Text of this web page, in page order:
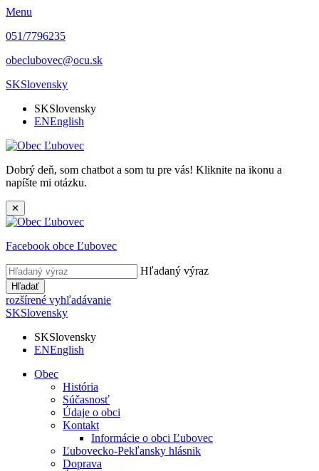
Menu
051/7796235
obeclubovec@ocu.sk
SKSlovensky
SKSlovensky
ENEnglish
Dobrý deň, som chatbot a som tu pre vás! Kliknite na ikonu a
napíšte mi otázku.
✕
Facebook obce Ľubovec
Hľadaný výraz
Hľadať
rozšírené vyhľadávanie
SKSlovensky
SKSlovensky
ENEnglish
Obec
História
Súčasnosť
Údaje o obci
Kontakt
Informácie o obci Ľubovec
Ľubovecko-Pekľansky hlásnik
Doprava